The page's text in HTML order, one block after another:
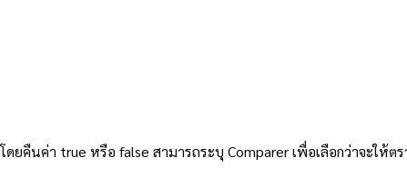
ค่า true หรือ false สามารถระบุ Comparer เพื่อเลือกว่าจะให้ตร